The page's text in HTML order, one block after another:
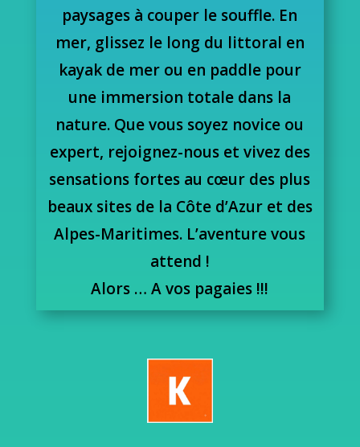
paysages à couper le souffle. En
mer, glissez le long du littoral en
kayak de mer ou en paddle pour
une immersion totale dans la
nature. Que vous soyez novice ou
expert, rejoignez-nous et vivez des
sensations fortes au cœur des plus
beaux sites de la Côte d’Azur et des
Alpes-Maritimes. L’aventure vous
attend !
Alors … A vos pagaies !!!